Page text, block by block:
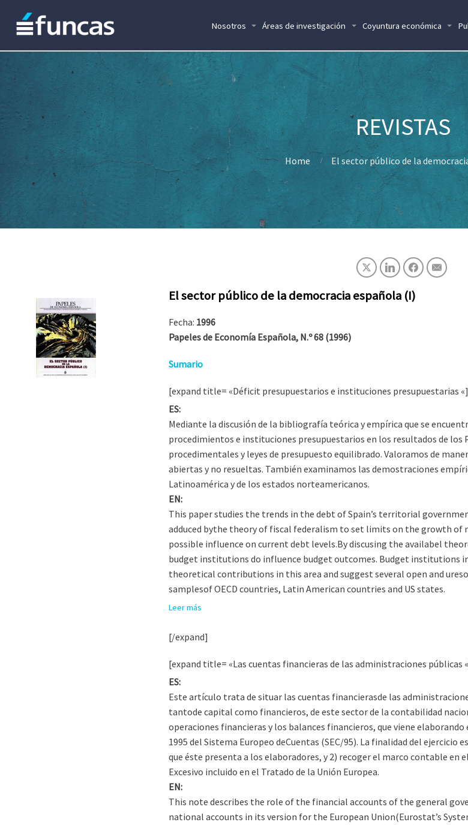
Nosotros Áreas de investigación Coyuntura económica
Home El sector público de la
El sector público de la democracia española (I)
Fecha: 1996
Papeles de Economía Española, N.º 68 (1996)
Sumario
[expand title= «Déficit presupuestarios e instituciones presupuestarias «]
ES:
Mediante la discusión de la bibliografía teórica y empírica que se
procedimientos e instituciones presupuestarios en los resultados de
procedimentales y leyes de presupuesto equilibrado. Valoramos de
abiertas y no resueltas. También examinamos las demostraciones
Latinoamérica y de los estados norteamericanos.
EN:
This paper studies the trends in the debt of Spain’s territorial
adduced bythe theory of fiscal federalism to set limits on the growth
possible influence on current debt levels.By discusing the availabel
budget institutions do influence budget outcomes. Budget institutions
theoretical contributions in this area and suggest several open and
samplesof OECD countries, Latin American countries and US states.
Leer más
[/expand]
[expand title= «Las cuentas financieras de las administraciones públicas
ES:
Este artículo trata de situar las cuentas financierasde las
tantode capital como financieros, de este sector de la contabilidad
operaciones financieras y los balances financieros, que viene
1995 del Sistema Europeo deCuentas (SEC/95). La finalidad del
que éste presenta a los elaboradores, y 2) recoger el marco contable
Excesivo incluido en el Tratado de la Unión Europea.
EN:
This note describes the role of the financial accounts of the general
national accounts in its version for the European Union(Eurostat’s